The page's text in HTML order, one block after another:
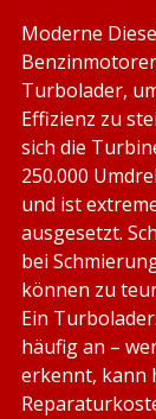
Moderne
Turbolader,
Effizienz zu
sich die
250.000
und ist
ausgesetzt.
bei
können zu
Ein
häufig an –
erkennt, kann